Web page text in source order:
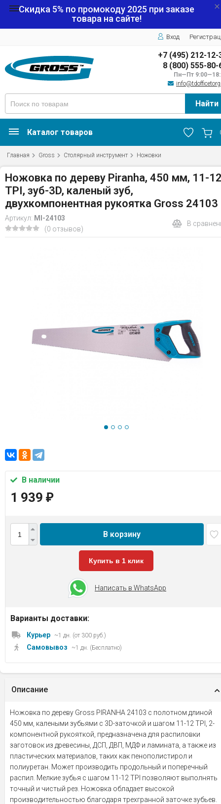
Скидка 5% по промокоду 2025 при заказе
товара на сайте!
Вход
+7 (495) 212-12-
8 (800) 555-80-
Пн—Пт
Найти
Каталог товаров
Главная Gross Столярный инструмент Ножовки
Ножовка по дереву Piranha, 450 мм, 11-
TPI, зуб-3D, каленый зуб,
двухкомпонентная рукоятка Gross 24103
Артикул: MI-24103
(0 отзывов)
В
В наличии
1 939 ₽
В корзину
Купить в 1 клик
Написать в WhatsApp
Варианты доставки:
Курьер ~1 дн. (от 300 руб.)
Самовывоз ~1 дн. (Бесплатно)
Описание
Ножовка по дереву Gross PIRANHA 24103 с полотном длиной
450 мм, калеными зубьями с 3D-заточкой и шагом 11-12 TPI, 2-
компонентной рукояткой, предназначена для распиловки
заготовок из древесины, ДСП, ДВП, МДФ и ламината, а также из
пластических материалов, таких как пенополистирол и
полиуретан. Может производить продольный и поперечный
распил. Мелкие зубья с шагом 11-12 TPI позволяют выполнять
точный и чистый рез. Ножовка обладает высокой
производительностью благодаря трехгранной заточке зубьев.